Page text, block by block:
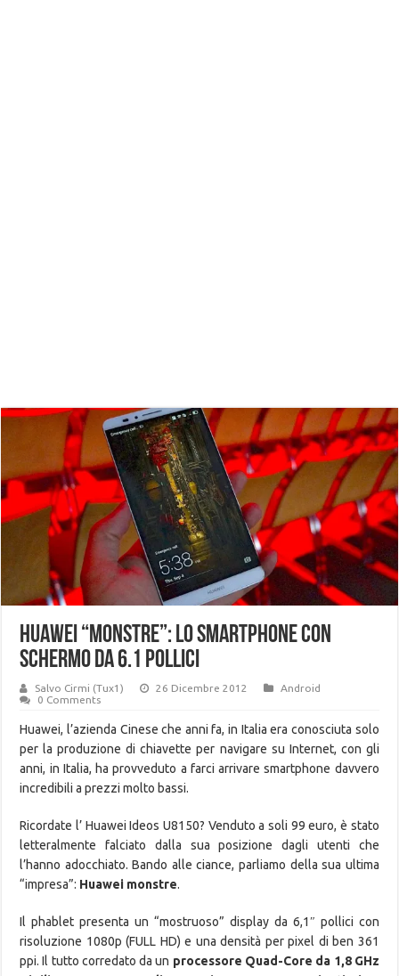
Huawei “monstre”: lo smartphone con
schermo da 6.1 pollici
Salvo Cirmi (Tux1) 26 Dicembre 2012
Android
0 Comments
Huawei, l’azienda Cinese che anni fa, in Italia era conosciuta solo
per la produzione di chiavette per navigare su Internet, con gli
anni, in Italia, ha provveduto a farci arrivare smartphone davvero
incredibili a prezzi molto bassi.
Ricordate l’ Huawei Ideos U8150? Venduto a soli 99 euro, è stato
letteralmente falciato dalla sua posizione dagli utenti che
l’hanno adocchiato. Bando alle ciance, parliamo della sua ultima
“impresa”: Huawei monstre.
Il phablet presenta un “mostruoso” display da 6,1″ pollici con
risoluzione 1080p (FULL HD) e una densità per pixel di ben 361
ppi. Il tutto corredato da un processore Quad-Core da 1,8 GHz